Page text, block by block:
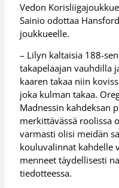
Vedon
Sainio odottaa
joukkueelle.
– Lilyn kaltaisia 188-
takapelaajan vauhdilla
kaaren takaa niin
joka kulman takaa.
Madnessin kahdeksan
merkittävässä roolissa
varmasti olisi meidän
kouluvalinnat kahdelle
menneet täydellisesti
tiedotteessa.